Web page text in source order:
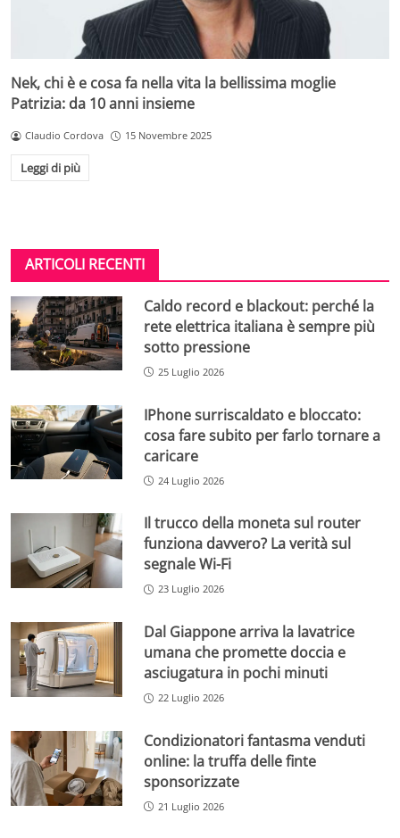
Nek, chi è e cosa fa nella vita la bellissima moglie
Patrizia: da 10 anni insieme
Claudio Cordova 15 Novembre 2025
Leggi di più
ARTICOLI RECENTI
Caldo record e blackout: perché la
rete elettrica italiana è sempre più
sotto pressione
25 Luglio 2026
IPhone surriscaldato e bloccato:
cosa fare subito per farlo tornare a
caricare
24 Luglio 2026
Il trucco della moneta sul router
funziona davvero? La verità sul
segnale Wi-Fi
23 Luglio 2026
Dal Giappone arriva la lavatrice
umana che promette doccia e
asciugatura in pochi minuti
22 Luglio 2026
Condizionatori fantasma venduti
online: la truffa delle finte
sponsorizzate
21 Luglio 2026